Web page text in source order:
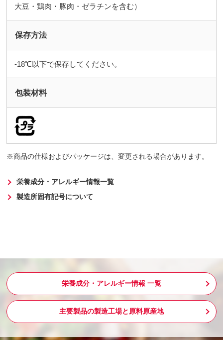
大豆・鶏肉・豚肉・ゼラチンを含む）
保存方法
-18℃以下で保存してください。
包装材料
商品の仕様およびパッケージは、変更される場合があります。
栄養成分・アレルギー情報一覧
製造所固有記号について
栄養成分・アレルギー情報 一覧
主要製品の製造工場と原料原産地